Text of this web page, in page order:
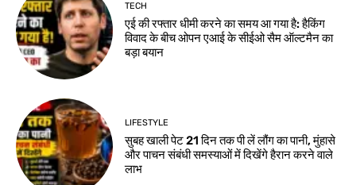
TECH
एई की रफ्तार धीमी करने का समय आ गया है: हैकिंग
विवाद के बीच ओपन एआई के सीईओ सैम ऑल्टमैन का
बड़ा बयान
LIFESTYLE
सुबह खाली पेट 21 दिन तक पी लें लौंग का पानी, मुंहासे
और पाचन संबंधी समस्याओं में दिखेंगे हैरान करने वाले
लाभ